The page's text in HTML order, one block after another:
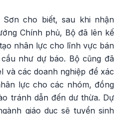
Sơn cho biết, sau khi nhận
Chính phủ, Bộ đã lên kế
nhân lực cho lĩnh vực bán
như dự báo. Bộ cũng đã
và các doanh nghiệp để xác
lực cho các nhóm, đồng
tránh dẫn đến dư thừa. Dự
giáo dục sẽ tuyển sinh